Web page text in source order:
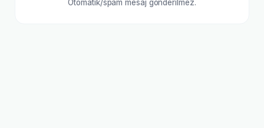
Otomatik/spam mesaj gönderilmez.